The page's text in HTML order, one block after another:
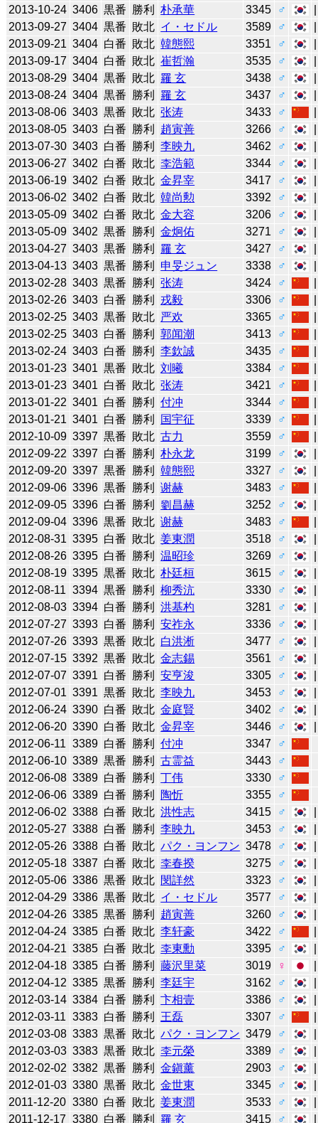
2013-10-24 3406 黒番 勝利 朴承華 3345 ♂
2013-09-27 3404 黒番 敗北 イ・セドル 3589 ♂
2013-09-21 3404 白番 敗北 韓態熙 3351 ♂
2013-09-17 3404 白番 敗北 崔哲瀚 3535 ♂
2013-08-29 3404 黒番 敗北 羅 玄 3438 ♂
2013-08-24 3404 黒番 勝利 羅 玄 3437 ♂
2013-08-06 3403 黒番 敗北 张涛 3433 ♂
2013-08-05 3403 白番 勝利 趙寅善 3266 ♂
2013-07-30 3403 白番 勝利 李映九 3462 ♂
2013-06-27 3402 白番 敗北 李浩範 3344 ♂
2013-06-19 3402 白番 敗北 金昇宰 3417 ♂
2013-06-02 3402 白番 敗北 韓尚勲 3392 ♂
2013-05-09 3402 白番 敗北 金大容 3206 ♂
2013-05-09 3402 黒番 勝利 金炯佑 3271 ♂
2013-04-27 3403 黒番 勝利 羅 玄 3427 ♂
2013-04-13 3403 黒番 勝利 申旻ジュン 3338 ♂
2013-02-28 3403 黒番 勝利 张涛 3424 ♂
2013-02-26 3403 白番 勝利 戎毅 3306 ♂
2013-02-25 3403 黒番 敗北 严欢 3365 ♂
2013-02-25 3403 白番 勝利 郭闻潮 3413 ♂
2013-02-24 3403 白番 勝利 李欽誠 3435 ♂
2013-01-23 3401 黒番 敗北 刘曦 3384 ♂
2013-01-23 3401 白番 敗北 张涛 3421 ♂
2013-01-22 3401 白番 勝利 付冲 3344 ♂
2013-01-21 3401 白番 勝利 国宇征 3339 ♂
2012-10-09 3397 黒番 敗北 古力 3559 ♂
2012-09-22 3397 白番 勝利 朴永龙 3199 ♂
2012-09-20 3397 黒番 勝利 韓態熙 3327 ♂
2012-09-06 3396 黒番 勝利 谢赫 3483 ♂
2012-09-05 3396 白番 勝利 劉昌赫 3252 ♂
2012-09-04 3396 黒番 敗北 谢赫 3483 ♂
2012-08-31 3395 白番 敗北 姜東潤 3518 ♂
2012-08-26 3395 白番 勝利 温昭珍 3269 ♂
2012-08-19 3395 黒番 敗北 朴廷桓 3615 ♂
2012-08-11 3394 黒番 勝利 柳秀沆 3330 ♂
2012-08-03 3394 白番 勝利 洪基杓 3281 ♂
2012-07-27 3393 白番 勝利 安祚永 3336 ♂
2012-07-26 3393 黒番 敗北 白洪淅 3477 ♂
2012-07-15 3392 黒番 敗北 金志錫 3561 ♂
2012-07-07 3391 白番 勝利 安亨浚 3305 ♂
2012-07-01 3391 黒番 敗北 李映九 3453 ♂
2012-06-24 3390 白番 敗北 金庭賢 3402 ♂
2012-06-20 3390 白番 敗北 金昇宰 3446 ♂
2012-06-11 3389 白番 勝利 付冲 3347
♂
2012-06-10 3389 黒番 勝利 古霊益 3443
♂
2012-06-08 3389 白番 勝利 丁伟 3330
♂
2012-06-06 3389 白番 勝利 陶忻 3355
♂
2012-06-02 3388 白番 敗北 洪性志 3415 ♂
2012-05-27 3388 白番 勝利 李映九 3453 ♂
2012-05-26 3388 白番 敗北 パク・ヨンフン 3478 ♂
2012-05-18 3387 白番 敗北 李春揆 3275 ♂
2012-05-06 3386 黒番 敗北 閔詳然 3323 ♂
2012-04-29 3386 黒番 敗北 イ・セドル 3577 ♂
2012-04-26 3385 黒番 勝利 趙寅善 3260 ♂
2012-04-24 3385 白番 敗北 李轩豪 3422 ♂
2012-04-21 3385 白番 敗北 李東勳 3395 ♂
2012-04-18 3385 白番 勝利 藤沢里菜 3019 ♀
2012-04-12 3385 黒番 勝利 李廷宇 3162 ♂
2012-03-14 3384 白番 勝利 卞相壹 3386 ♂
2012-03-11 3383 白番 勝利 王磊 3307 ♂
2012-03-08 3383 黒番 敗北 パク・ヨンフン 3479 ♂
2012-03-03 3383 黒番 敗北 李元榮 3389 ♂
2012-02-02 3382 黒番 勝利 金鎭薰 2903 ♂
2012-01-03 3380 黒番 敗北 金世東 3345 ♂
2011-12-20 3380 白番 敗北 姜東潤 3533 ♂
2011-12-17 3380 白番 勝利 羅 玄 3415 ♂